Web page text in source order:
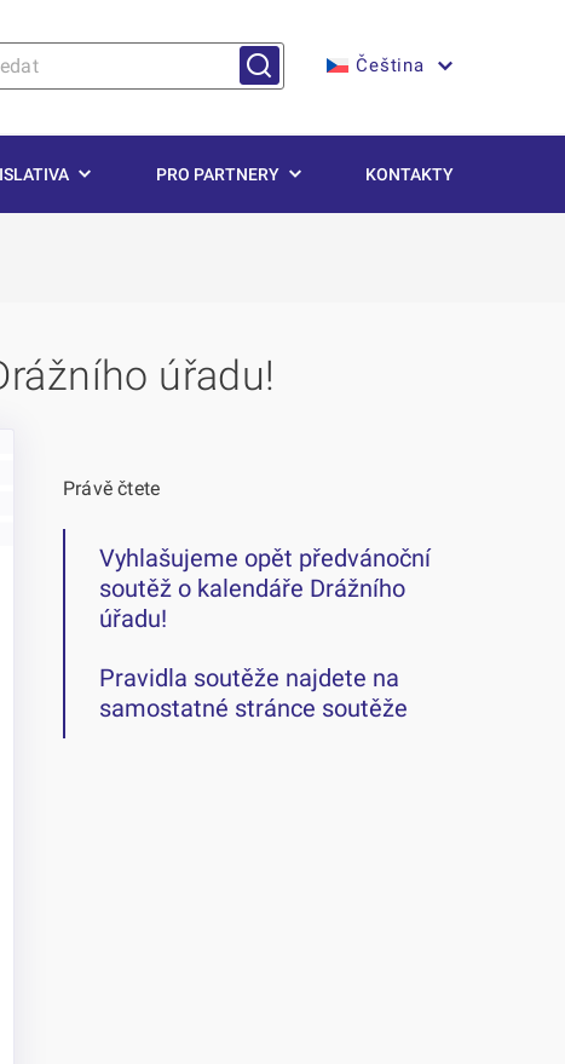
Čeština
PRO PARTNERY KONTAKTY
úřadu!
Právě čtete
Vyhlašujeme opět předvánoční
soutěž o kalendáře Drážního
úřadu!
Pravidla soutěže najdete na
samostatné stránce soutěže